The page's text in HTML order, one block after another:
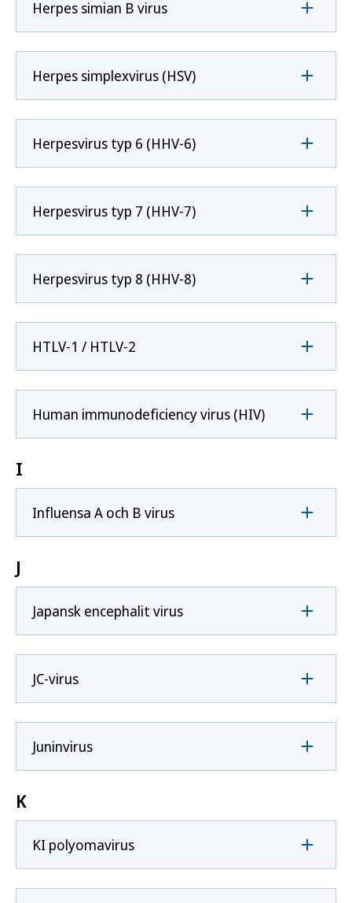
Herpes simian B virus
Herpes simplexvirus (HSV)
Herpesvirus typ 6 (HHV-6)
Herpesvirus typ 7 (HHV-7)
Herpesvirus typ 8 (HHV-8)
HTLV-1 / HTLV-2
Human immunodeficiency virus (HIV)
I
Influensa A och B virus
J
Japansk encephalit virus
JC-virus
Juninvirus
K
KI polyomavirus